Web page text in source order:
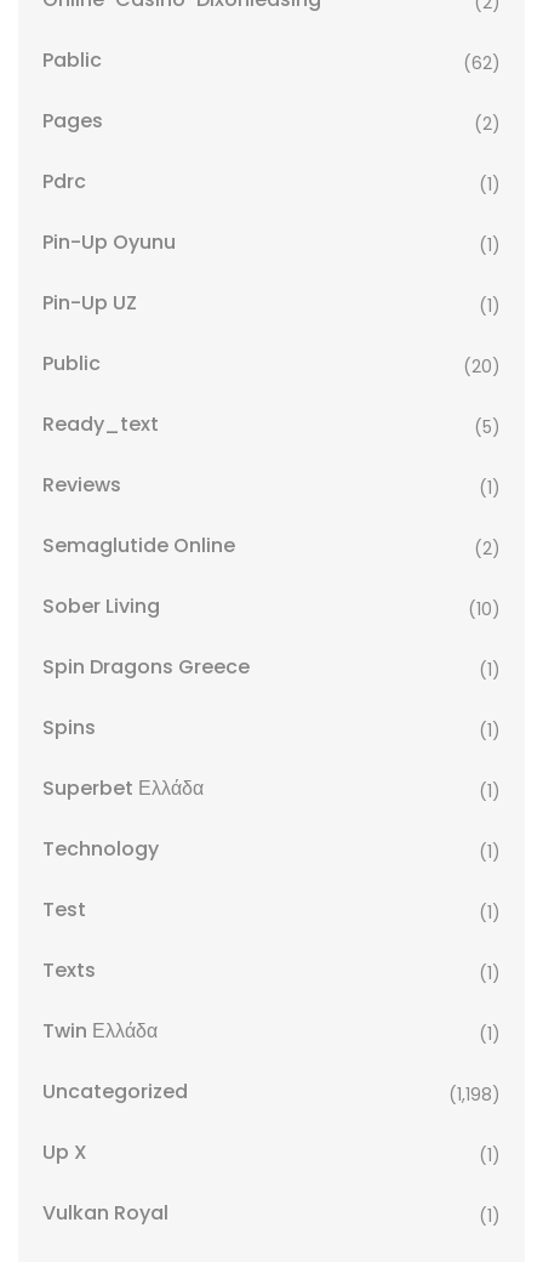
Pablic (62)
Pages (2)
Pdrc (1)
Pin-Up Oyunu (1)
Pin-Up UZ (1)
Public (20)
Ready_text (5)
Reviews (1)
Semaglutide Online (2)
Sober Living (10)
Spin Dragons Greece (1)
Spins (1)
Superbet Ελλάδα (1)
Technology (1)
Test (1)
Texts (1)
Twin Ελλάδα (1)
Uncategorized (1,198)
Up X (1)
Vulkan Royal (1)